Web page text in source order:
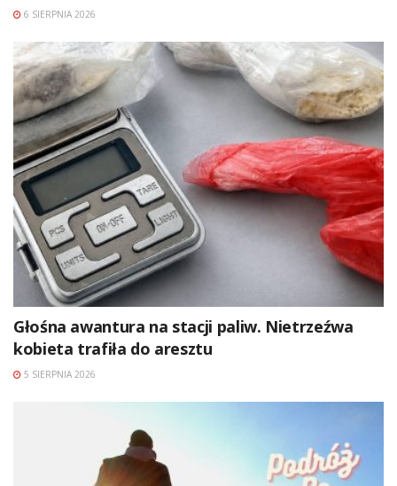
6 SIERPNIA 2026
Głośna awantura na stacji paliw. Nietrzeźwa
kobieta trafiła do aresztu
5 SIERPNIA 2026